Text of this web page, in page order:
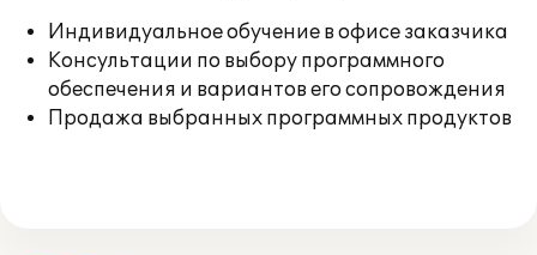
Индивидуальное обучение в офисе заказчика
Консультации по выбору программного
обеспечения и вариантов его сопровождения
Продажа выбранных программных продуктов